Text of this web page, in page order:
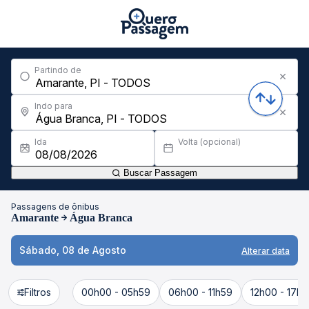
Partindo de
Indo para
Ida Volta (opcional)
Buscar Passagem
Passagens de ônibus
Amarante Água Branca
Sábado, 08 de Agosto Alterar data
Filtros 00h00 - 05h59 06h00 - 11h59 12h00 -